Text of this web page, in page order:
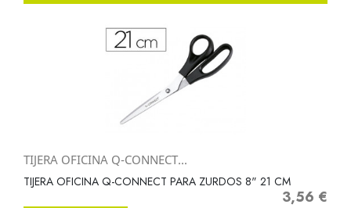
TIJERA OFICINA Q-CONNECT...
TIJERA OFICINA Q-CONNECT PARA ZURDOS 8" 21 CM
Precio
3,56 €